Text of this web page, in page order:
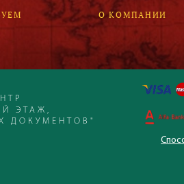
Мы
это
Да!
О КОМПАНИИ
ЭТАЖ,
ДОКУМЕНТОВ"